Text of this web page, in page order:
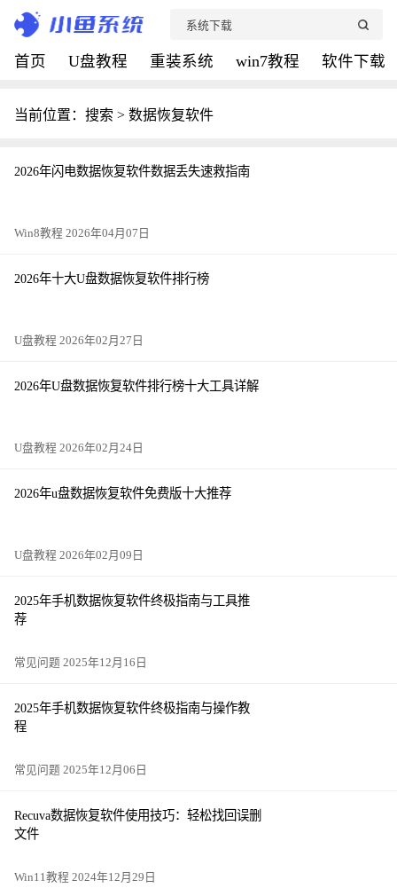
首页 U盘教程 重装系统 win7教程 软件下载
当前位置：搜索 > 数据恢复软件
2026年闪电数据恢复软件数据丢失速救指南
Win8教程 2026年04月07日
2026年十大U盘数据恢复软件排行榜
U盘教程 2026年02月27日
2026年U盘数据恢复软件排行榜十大工具详解
U盘教程 2026年02月24日
2026年u盘数据恢复软件免费版十大推荐
U盘教程 2026年02月09日
2025年手机数据恢复软件终极指南与工具推
荐
常见问题 2025年12月16日
2025年手机数据恢复软件终极指南与操作教
程
常见问题 2025年12月06日
Recuva数据恢复软件使用技巧：轻松找回误删
文件
Win11教程 2024年12月29日